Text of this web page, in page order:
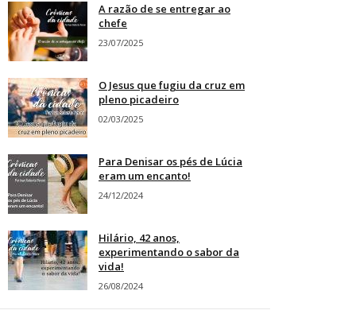
A razão de se entregar ao
chefe
23/07/2025
O Jesus que fugiu da cruz em
pleno picadeiro
02/03/2025
Para Denisar os pés de Lúcia
eram um encanto!
24/12/2024
Hilário, 42 anos,
experimentando o sabor da
vida!
26/08/2024